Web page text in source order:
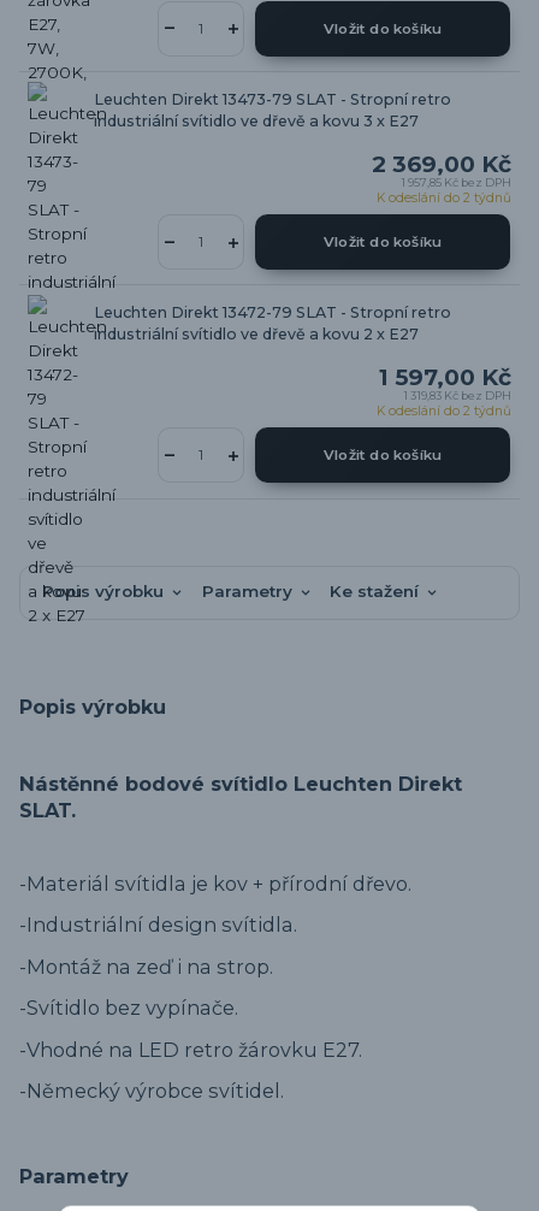
Vložit do košíku
Leuchten Direkt 13473-79 SLAT - Stropní retro
industriální svítidlo ve dřevě a kovu 3 x E27
2 369,00 Kč
1 957,85 Kč bez DPH
K odeslání do 2 týdnů
Vložit do košíku
Leuchten Direkt 13472-79 SLAT - Stropní retro
industriální svítidlo ve dřevě a kovu 2 x E27
1 597,00 Kč
1 319,83 Kč bez DPH
K odeslání do 2 týdnů
Vložit do košíku
Popis výrobku Parametry Ke stažení
Popis výrobku
Nástěnné bodové svítidlo Leuchten Direkt
SLAT.
-Materiál svítidla je kov + přírodní dřevo.
-Industriální design svítidla.
-Montáž na zeď i na strop.
-Svítidlo bez vypínače.
-Vhodné na LED retro žárovku E27.
-Německý výrobce svítidel.
Parametry